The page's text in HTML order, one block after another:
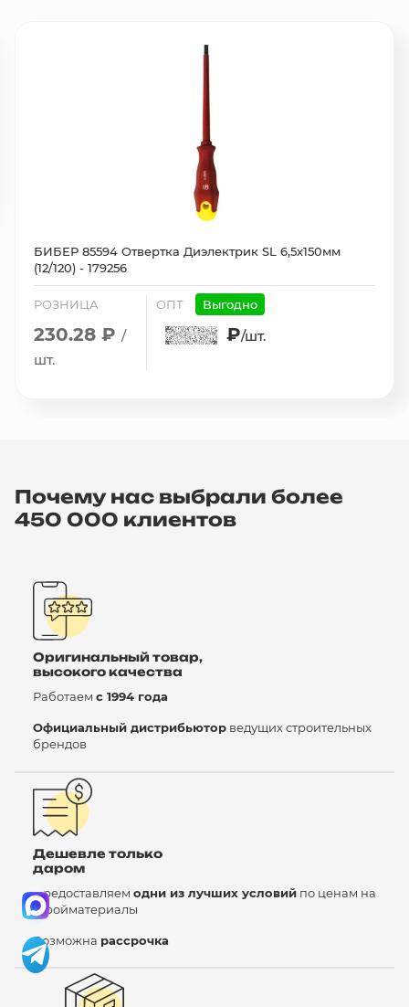
БИБЕР 85594 Отвертка Диэлектрик SL 6,5х150мм
(12/120) - 179256
РОЗНИЦА
230.28 ₽ /
шт.
ОПТ Выгодно
₽/шт.
Почему нас выбрали более
450 000 клиентов
Оригинальный товар,
высокого качества
Работаем с 1994 года
Официальный дистрибьютор ведущих строительных
брендов
Дешевле только
даром
Предоставляем одни из лучших условий по ценам на
стройматериалы
Возможна рассрочка